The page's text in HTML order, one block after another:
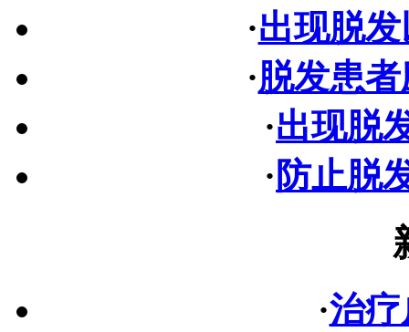
·出现脱
·脱发患
·出现脱
· 防止脱
·治